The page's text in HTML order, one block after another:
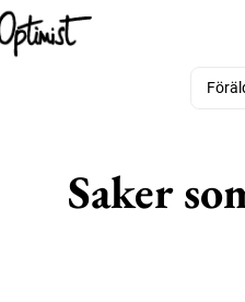
Saker